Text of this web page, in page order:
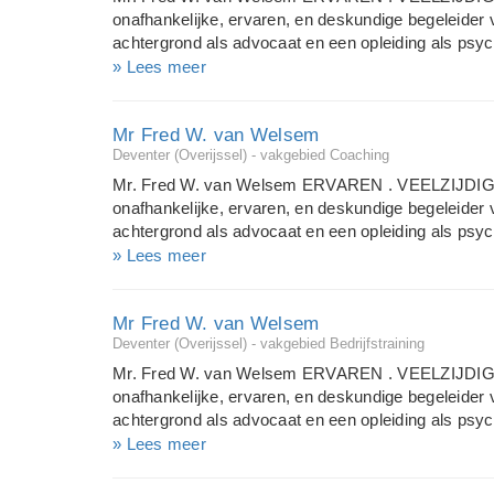
zoek module, gebruikers module en nog veel
uw website zoals u het voor ogen heeft. Bestaat
deze voor u, Qr...
onafhankelijke, ervaren, en deskundige
achtergrond als advocaat en een opleiding als
door aandacht, zorgvuldigheid en integriteit en hij
sfeer van ruimte, veiligheid en vertrouwen die het
emotionele) loopgraven te verlaten en zonder de
verliezen de toekomst te verkennen en bepalen.
van schijnbaar uitzichtloze situaties naar een
informatie: www.welstone.nl
» Lees meer
Mr Fred W. van Welsem
Deventer (Overijssel) - vakgebied Coaching
Mr. Fred W. van Welsem ERVAREN .
onafhankelijke, ervaren, en deskundige
achtergrond als advocaat en een opleiding als
door aandacht, zorgvuldigheid en integriteit en hij
sfeer van ruimte, veiligheid en vertrouwen die het
emotionele) loopgraven te verlaten en zonder de
verliezen de toekomst te verkennen en bepalen.
van schijnbaar uitzichtloze situaties naar een
informatie: www.welstone.nl
» Lees meer
Mr Fred W. van Welsem
Deventer (Overijssel) - vakgebied Bedrijfstraining
Mr. Fred W. van Welsem ERVAREN .
onafhankelijke, ervaren, en deskundige
achtergrond als advocaat en een opleiding als
door aandacht, zorgvuldigheid en integriteit en hij
» Lees meer